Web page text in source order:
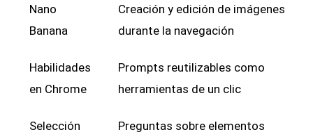
Nano
Banana
Creación y edición de imágenes
durante la navegación
Habilidades
en Chrome
Prompts reutilizables como
herramientas de un clic
Selección
Preguntas sobre elementos